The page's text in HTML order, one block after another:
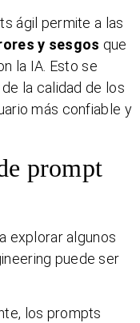
ágil permite a las
y sesgos que
la IA. Esto se
la calidad de los
más confiable y
prompt
explorar algunos
puede ser
los prompts